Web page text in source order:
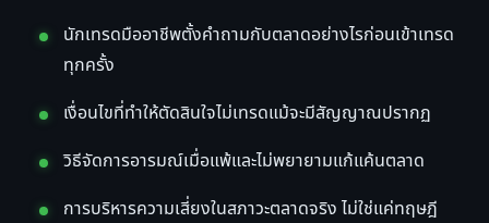
นักเทรดมืออาชีพตั้งคำถามกับตลาดอย่างไรก่อนเข้าเทรด
ทุกครั้ง
เงื่อนไขที่ทำให้ตัดสินใจไม่เทรดแม้จะมีสัญญาณปรากฏ
วิธีจัดการอารมณ์เมื่อแพ้และไม่พยายามแก้แค้นตลาด
การบริหารความเสี่ยงในสภาวะตลาดจริง ไม่ใช่แค่ทฤษฎี